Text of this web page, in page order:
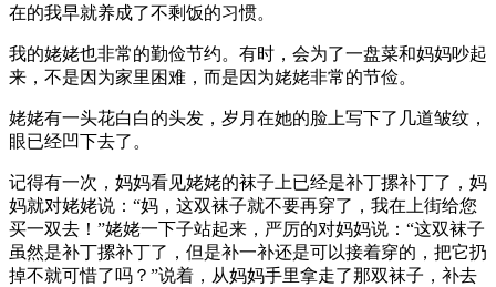
在的我早就养成了不剩饭的习惯。
我的姥姥也非常的勤俭节约。有时，会为了一盘菜和妈妈吵起
来，不是因为家里困难，而是因为姥姥非常的节俭。
姥姥有一头花白白的头发，岁月在她的脸上写下了几道皱纹，
眼已经凹下去了。
记得有一次，妈妈看见姥姥的袜子上已经是补丁摞补丁了，妈
妈就对姥姥说：“妈，这双袜子就不要再穿了，我在上街给您
买一双去！”姥姥一下子站起来，严厉的对妈妈说：“这双袜子
虽然是补丁摞补丁了，但是补一补还是可以接着穿的，把它扔
掉不就可惜了吗？”说着，从妈妈手里拿走了那双袜子，补去